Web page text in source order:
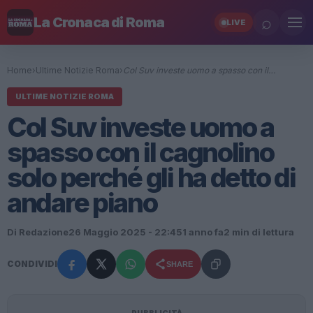
La Cronaca di Roma LIVE ⌕
Home› Ultime Notizie Roma› Col Suv investe uomo a spasso con il…
ULTIME NOTIZIE ROMA
Col Suv investe uomo a
spasso con il cagnolino
solo perché gli ha detto di
andare piano
Di Redazione26 Maggio 2025 - 22:451 anno fa2 min di lettura
CONDIVIDI SHARE